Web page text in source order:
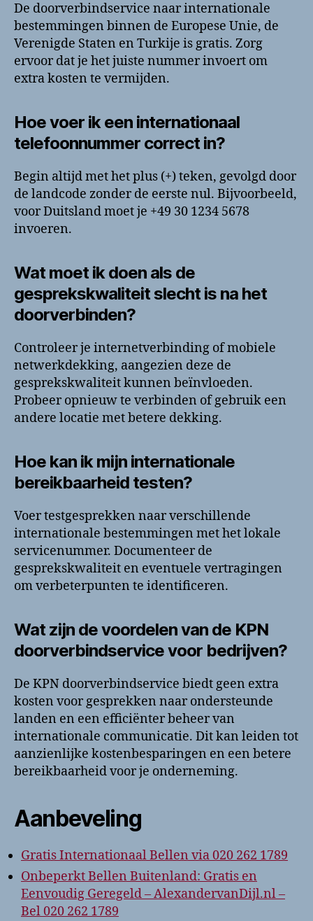
De doorverbindservice naar internationale
bestemmingen binnen de Europese Unie, de
Verenigde Staten en Turkije is gratis. Zorg
ervoor dat je het juiste nummer invoert om
extra kosten te vermijden.
Hoe voer ik een internationaal
telefoonnummer correct in?
Begin altijd met het plus (+) teken, gevolgd door
de landcode zonder de eerste nul. Bijvoorbeeld,
voor Duitsland moet je +49 30 1234 5678
invoeren.
Wat moet ik doen als de
gesprekskwaliteit slecht is na het
doorverbinden?
Controleer je internetverbinding of mobiele
netwerkdekking, aangezien deze de
gesprekskwaliteit kunnen beïnvloeden.
Probeer opnieuw te verbinden of gebruik een
andere locatie met betere dekking.
Hoe kan ik mijn internationale
bereikbaarheid testen?
Voer testgesprekken naar verschillende
internationale bestemmingen met het lokale
servicenummer. Documenteer de
gesprekskwaliteit en eventuele vertragingen
om verbeterpunten te identificeren.
Wat zijn de voordelen van de KPN
doorverbindservice voor bedrijven?
De KPN doorverbindservice biedt geen extra
kosten voor gesprekken naar ondersteunde
landen en een efficiënter beheer van
internationale communicatie. Dit kan leiden tot
aanzienlijke kostenbesparingen en een betere
bereikbaarheid voor je onderneming.
Aanbeveling
Gratis Internationaal Bellen via 020 262 1789
Onbeperkt Bellen Buitenland: Gratis en
Eenvoudig Geregeld – AlexandervanDijl.nl –
Bel 020 262 1789